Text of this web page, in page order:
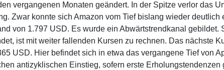
vergangenen Monaten geändert. In der Spitze verlor das
Zwar konnte sich Amazon vom Tief bislang wieder deutlich
von 1.797 USD. Es wurde ein Abwärtstrendkanal gebildet.
ist mit weiter fallenden Kursen zu rechnen. Das nächste
USD. Hier befindet sich in etwa das vergangene Tief von
antizyklischen Einstieg, sofern erste Erholungstendenzen